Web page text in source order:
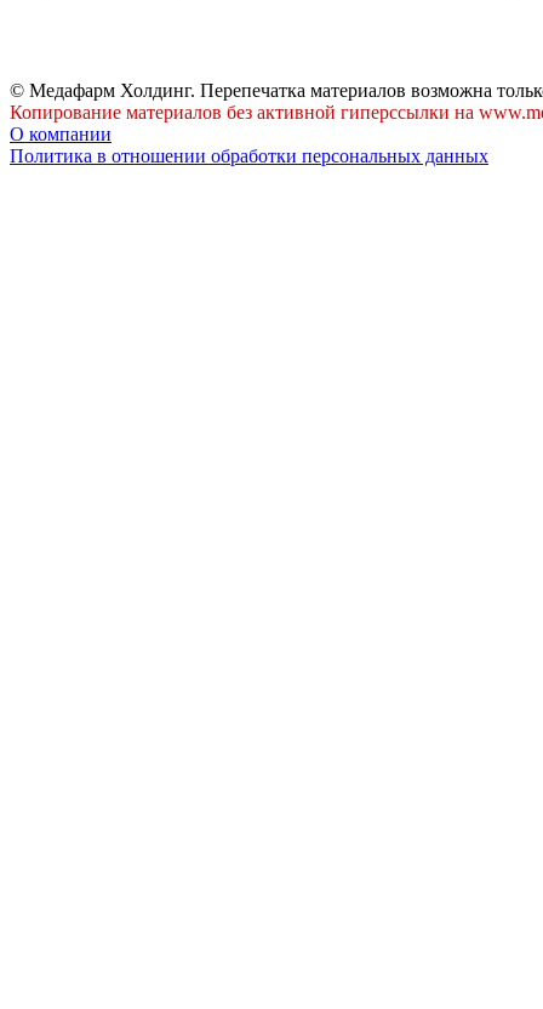
© Медафарм Холдинг. Перепечатка материалов возможна
Копирование материалов без активной гиперссылки на
О компании
Политика в отношении обработки персональных данных